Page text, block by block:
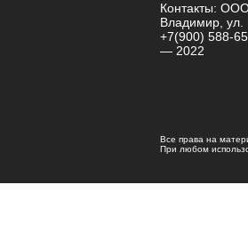
Контакты:
Владимир, ул.
+7(900) 588-
— 2022
Все права на
При любом